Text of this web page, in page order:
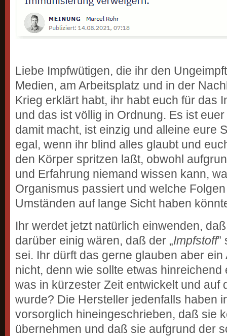
Liebe Impfwütigen, die ihr den
Medien, am Arbeitsplatz und in der
Krieg erklärt habt, ihr habt euch für das
und das ist völlig in Ordnung. Es ist
damit macht, ist einzig und alleine eure
egal, wenn ihr blind alles glaubt und
den Körper spritzen laßt, obwohl
und Erfahrung niemand wissen kann,
Organismus passiert und welche
Umständen auf lange Sicht haben
Ihr werdet jetzt natürlich einwenden,
darüber einig wären, daß der „Impfstoff”
sei. Ihr dürft das gerne glauben aber ein
nicht, denn wie sollte etwas
was in kürzester Zeit entwickelt und auf
wurde? Die Hersteller jedenfalls haben
vorsorglich hineingeschrieben, daß sie
übernehmen und daß sie aufgrund der